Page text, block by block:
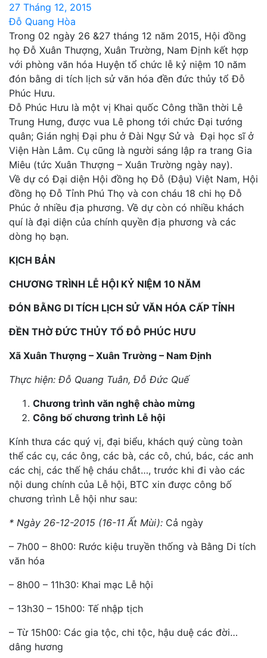
27 Tháng 12, 2015
Đỗ Quang Hòa
Trong 02 ngày 26 &27 tháng 12 năm 2015, Hội đồng
họ Đỗ Xuân Thượng, Xuân Trường, Nam Định kết hợp
với phòng văn hóa Huyện tổ chức lễ kỷ niệm 10 năm
đón bằng di tích lịch sử văn hóa đền đức thủy tổ Đỗ
Phúc Hưu.
Đỗ Phúc Hưu là một vị Khai quốc Công thần thời Lê
Trung Hưng, được vua Lê phong tới chức Đại tướng
quân; Gián nghị Đại phu ở Đài Ngự Sử và Đại học sĩ ở
Viện Hàn Lâm. Cụ cũng là người sáng lập ra trang Gia
Miêu (tức Xuân Thượng – Xuân Trường ngày nay).
Về dự có Đại diện Hội đồng họ Đỗ (Đậu) Việt Nam, Hội
đồng họ Đỗ Tỉnh Phú Thọ và con cháu 18 chi họ Đỗ
Phúc ở nhiều địa phương. Về dự còn có nhiều khách
quí là đại diện của chính quyền địa phương và các
dòng họ bạn.
KỊCH BẢN
CHƯƠNG TRÌNH LỄ HỘI KỶ NIỆM 10 NĂM
ĐÓN BẰNG DI TÍCH LỊCH SỬ VĂN HÓA CẤP TỈNH
ĐỀN THỜ ĐỨC THỦY TỔ ĐỖ PHÚC HƯU
Xã Xuân Thượng – Xuân Trường – Nam Định
Thực hiện: Đỗ Quang Tuân, Đỗ Đức Quế
Chương trình văn nghệ chào mừng
Công bố chương trình Lễ hội
Kính thưa các quý vị, đại biểu, khách quý cùng toàn
thể các cụ, các ông, các bà, các cô, chú, bác, các anh
các chị, các thế hệ cháu chắt…, trước khi đi vào các
nội dung chính của Lễ hội, BTC xin được công bố
chương trình Lễ hội như sau:
* Ngày 26-12-2015 (16-11 Ất Mùi): Cả ngày
– 7h00 – 8h00: Rước kiệu truyền thống và Bằng Di tích
văn hóa
– 8h00 – 11h30: Khai mạc Lễ hội
– 13h30 – 15h00: Tế nhập tịch
– Từ 15h00: Các gia tộc, chi tộc, hậu duệ các đời…
dâng hương